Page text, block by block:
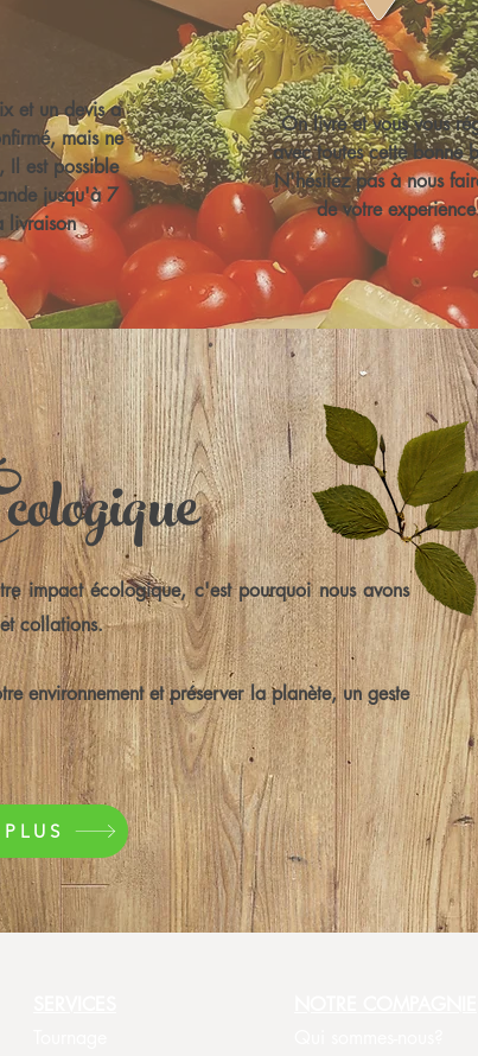
et un devis a
mais ne
Il est possible
jusqu'à 7
livraison
On livre et vous vous
avec toutes cette bonne
N'hésitez pas à nous
de votre
impact écologique, c'est pourquoi nous avons
collations.
environnement et préserver la planète, un geste